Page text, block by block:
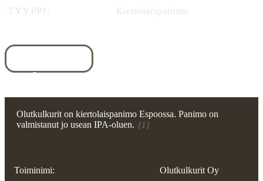
TYYPPI
Kiertolaispanimo
Rekisteritiedot
Olutkulkurit on kiertolaispanimo Espoossa. Panimo on
valmistanut jo usean IPA-oluen. [1]
Toiminimi:
Olutkulkurit Oy